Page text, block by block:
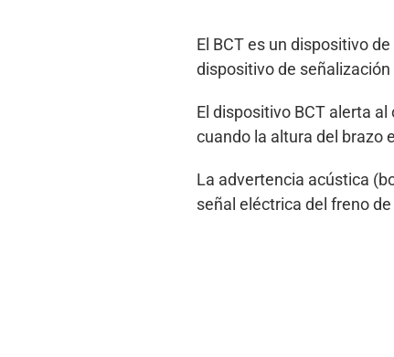
El BCT es un dispositivo
dispositivo de
El dispositivo BCT alerta
cuando la altura del brazo
La advertencia acústica
señal eléctrica del freno